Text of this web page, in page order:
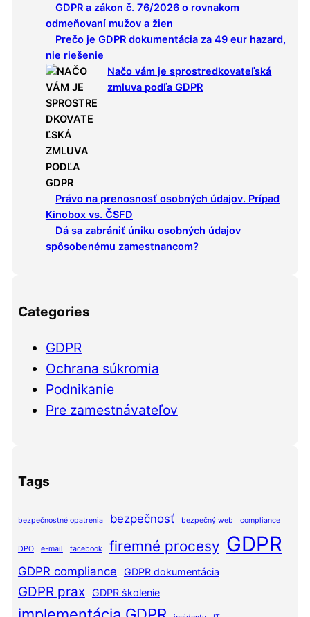
GDPR a zákon č. 76/2026 o rovnakom
odmeňovaní mužov a žien
Prečo je GDPR dokumentácia za 49 eur hazard,
nie riešenie
Načo vám je sprostredkovateľská
zmluva podľa GDPR
Právo na prenosnosť osobných údajov. Prípad
Kinobox vs. ČSFD
Dá sa zabrániť úniku osobných údajov
spôsobenému zamestnancom?
Categories
GDPR
Ochrana súkromia
Podnikanie
Pre zamestnávateľov
Tags
bezpečnostné opatrenia bezpečnosť bezpečný web compliance
DPO e-mail facebook firemné procesy GDPR
GDPR compliance GDPR dokumentácia
GDPR prax GDPR školenie